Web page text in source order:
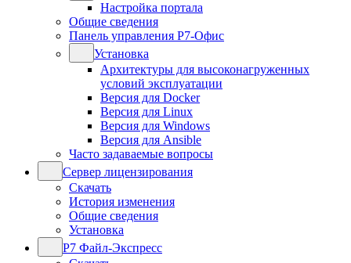
Настройка портала
Общие сведения
Панель управления Р7-Офис
Установка
Архитектуры для высоконагруженных
условий эксплуатации
Версия для Docker
Версия для Linux
Версия для Windows
Версия для Ansible
Часто задаваемые вопросы
Сервер лицензирования
Скачать
История изменения
Общие сведения
Установка
Р7 Файл-Экспресс